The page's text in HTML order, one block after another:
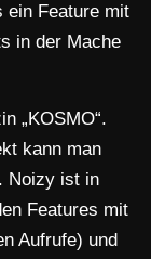
ein Feature mit
in der Mache
„KOSMO“.
kann man
Noizy ist in
Features mit
Aufrufe) und